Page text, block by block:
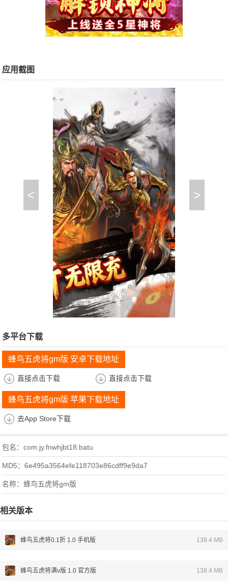
应用截图
< >
多平台下载
蜂鸟五虎将gm版 安卓下载地址
直接点击下载 直接点击下载
蜂鸟五虎将gm版 苹果下载地址
去App Store下载
包名：com.jy.fnwhjbt18.batu
MD5：6e495a3564efe118703e86cdff9e9da7
名称：蜂鸟五虎将gm版
相关版本
蜂鸟五虎将0.1折 1.0 手机版 138.4 MB
蜂鸟五虎将满v版 1.0 官方版 138.4 MB